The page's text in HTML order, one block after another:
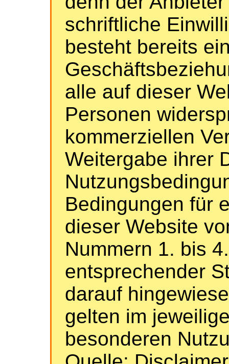
schriftliche
besteht bereits
alle auf dieser
Personen
kommerziellen
Weitergabe ihrer
Bedingungen für
dieser Website
Nummern 1. bis
entsprechender
darauf
gelten im
besonderen